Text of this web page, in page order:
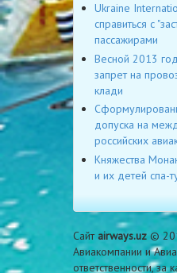
Ukraine
справиться с
пассажирами
Весной 2013
запрет на
клади
допуска на
российских
Княжества
и их детей спа-
Сайт airways.uz©
Авиакомпании и
ответственности,